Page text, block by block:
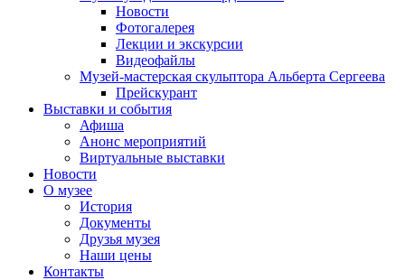
Новости
Фотогалерея
Лекции и экскурсии
Видеофайлы
Музей-мастерская скульптора Альберта Сергеева
Прейскурант
Выставки и события
Афиша
Анонс мероприятий
Виртуальные выставки
Новости
О музее
История
Документы
Друзья музея
Наши цены
Контакты